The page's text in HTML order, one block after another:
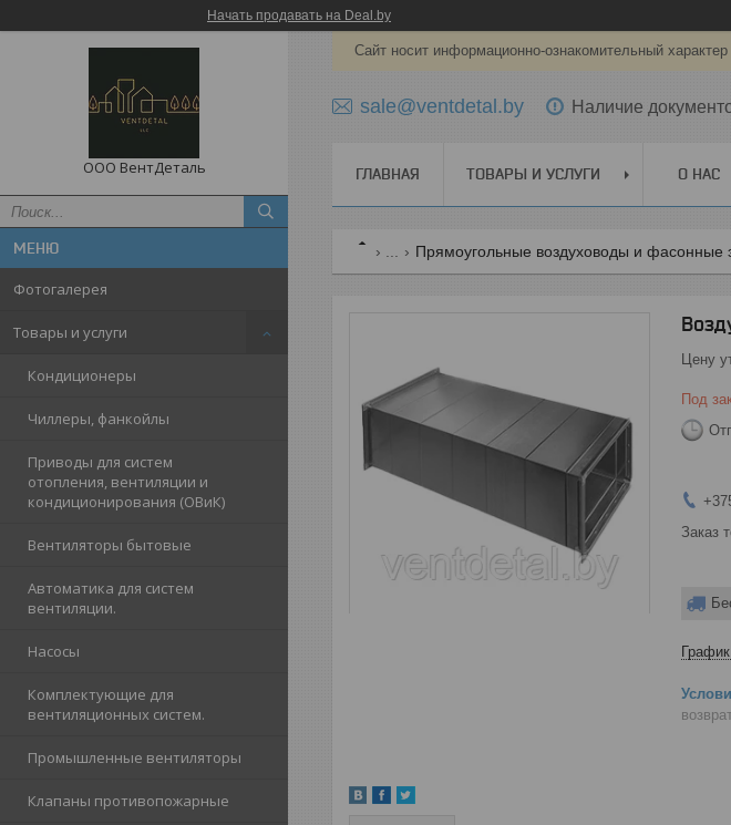
Начать продавать на Deal.by
ООО ВентДеталь
Фотогалерея
Товары и услуги
Кондиционеры
Чиллеры, фанкойлы
Приводы для систем
отопления, вентиляции и
кондиционирования (ОВиК)
Вентиляторы бытовые
Автоматика для систем
вентиляции.
Насосы
Комплектующие для
вентиляционных систем.
Промышленные вентиляторы
Клапаны противопожарные
Сайт носит информационно-ознакомительный
sale@ventdetal.by Наличие
ГЛАВНАЯ ТОВАРЫ И УСЛУГИ О НАС
Прямоугольные воздуховоды и фасонные
Цену
Под
Заказ